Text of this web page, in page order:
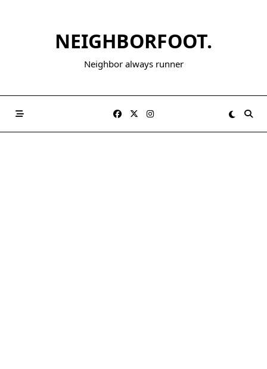
NEIGHBORFOOT.
Neighbor always runner